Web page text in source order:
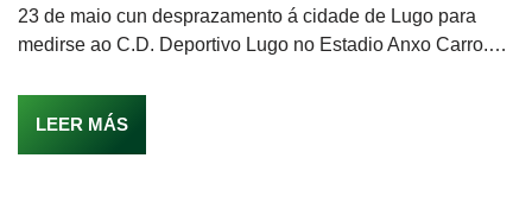
23 de maio cun desprazamento á cidade de Lugo para
medirse ao C.D. Deportivo Lugo no Estadio Anxo Carro.…
LEER MÁS